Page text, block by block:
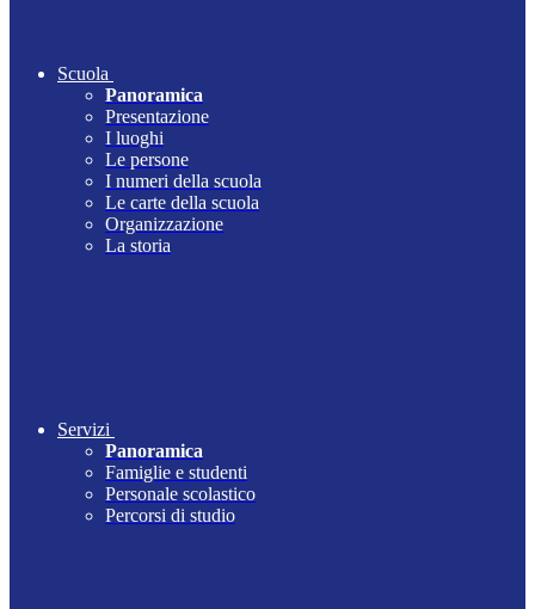
Scuola
Panoramica
Presentazione
I luoghi
Le persone
I numeri della scuola
Le carte della scuola
Organizzazione
La storia
Servizi
Panoramica
Famiglie e studenti
Personale scolastico
Percorsi di studio